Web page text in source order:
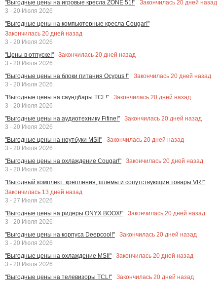
"Выгодные цены на игровые кресла ZONE 51!"
Закончилась 20 дней назад
3 - 20 Июля 2026
"Выгодные цены на компьютерные кресла Cougar!"
Закончилась 20 дней назад
3 - 20 Июля 2026
"Цены в отпуске!"
Закончилась 20 дней назад
3 - 20 Июля 2026
"Выгодные цены на блоки питания Ocypus !"
Закончилась 20 дней назад
3 - 20 Июля 2026
"Выгодные цены на саундбары TCL!"
Закончилась 20 дней назад
3 - 20 Июля 2026
"Выгодные цены на аудиотехнику Fifine!"
Закончилась 20 дней назад
3 - 20 Июля 2026
"Выгодные цены на ноутбуки MSI!"
Закончилась 20 дней назад
3 - 20 Июля 2026
"Выгодные цены на охлаждение Cougar!"
Закончилась 20 дней назад
3 - 20 Июля 2026
"Выгодный комплект: крепления, шлемы и сопутствующие товары VR!"
Закончилась 13 дней назад
3 - 27 Июля 2026
"Выгодные цены на ридеры ONYX BOOX!"
Закончилась 20 дней назад
3 - 20 Июля 2026
"Выгодные цены на корпуса Deepcool!"
Закончилась 20 дней назад
3 - 20 Июля 2026
"Выгодные цены на охлаждение MSI!"
Закончилась 20 дней назад
3 - 20 Июля 2026
"Выгодные цены на телевизоры TCL!"
Закончилась 20 дней назад